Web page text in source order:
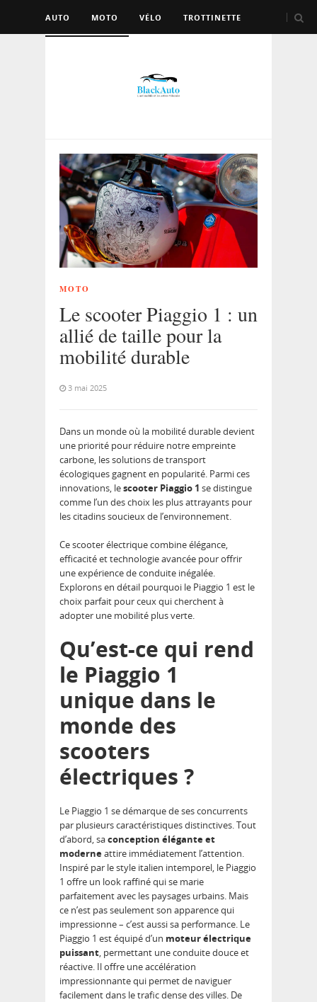
AUTO MOTO VÉLO TROTTINETTE
MOTO
Le scooter Piaggio 1 : un
allié de taille pour la
mobilité durable
3 mai 2025
Dans un monde où la mobilité durable devient
une priorité pour réduire notre empreinte
carbone, les solutions de transport
écologiques gagnent en popularité. Parmi ces
innovations, lescooter Piaggio 1 se distingue
comme l’un des choix les plus attrayants pour
les citadins soucieux de l’environnement.
Ce scooter électrique combine élégance,
efficacité et technologie avancée pour offrir
une expérience de conduite inégalée.
Explorons en détail pourquoi le Piaggio 1 est le
choix parfait pour ceux qui cherchent à
adopter une mobilité plus verte.
Qu’est-ce qui rend
le Piaggio 1
unique dans le
monde des
scooters
électriques ?
Le Piaggio 1 se démarque de ses concurrents
par plusieurs caractéristiques distinctives. Tout
d’abord, saconception élégante et
moderneattire immédiatement l’attention.
Inspiré par le style italien intemporel, le Piaggio
1 offre un look raffiné qui se marie
parfaitement avec les paysages urbains. Mais
ce n’est pas seulement son apparence qui
impressionne – c’est aussi sa performance. Le
Piaggio 1 est équipé d’un moteur électrique
puissant, permettant une conduite douce et
réactive. Il offre une accélération
impressionnante qui permet de naviguer
facilement dans le trafic dense des villes. De